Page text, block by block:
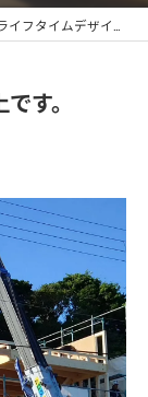
イフタイムデザイン社の井上です。
す。